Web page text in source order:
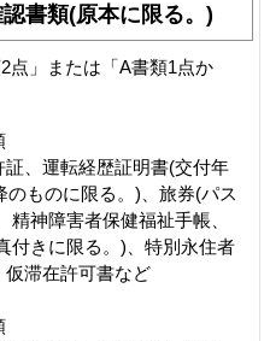
書類(原本に限る。)
点」または「A書類1点か
、運転経歴証明書(交付年
のものに限る。)、旅券(パス
神障害者保健福祉手帳、
付きに限る。)、特別永住者
滞在許可書など